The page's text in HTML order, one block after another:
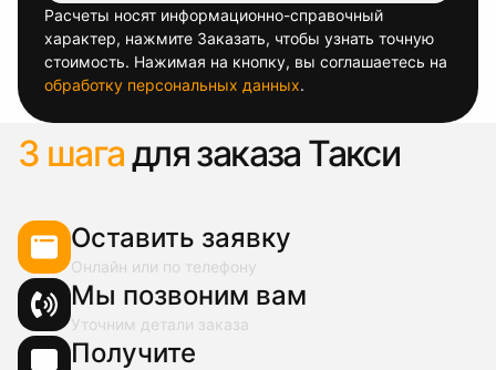
Расчеты носят информационно-справочный
характер, нажмите Заказать, чтобы узнать точную
стоимость. Нажимая на кнопку, вы соглашаетесь на
обработку персональных данных.
3 шагадля заказа Такси
Оставить заявку
Онлайн или по телефону
Мы позвоним вам
Уточним детали заказа
Получите